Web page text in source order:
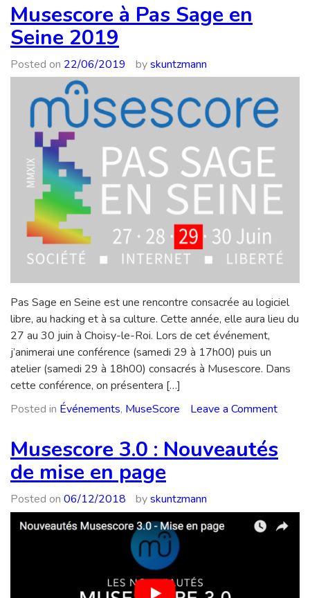
à
les
notes
Musescore à Pas Sage en
Seine 2019
Posted on 22/06/2019 byskuntzmann
Pas Sage en Seine est une rencontre consacrée au logiciel
libre, au hacking et à sa culture. Cette année, elle aura lieu du
27 au 30 juin à Choisy-le-Roi. Lors de cet événement,
j’animerai une conférence (samedi 29 à 17h00) puis un
atelier (samedi 29 à 18h00) consacrés à Musescore. Dans
cette conférence, on présentera […]
Posted in Événements, MuseScore Leave a Commenton
Pas
2019
Musescore 3.0 : Nouveautés
de mise en page
Posted on 06/12/2018 byskuntzmann